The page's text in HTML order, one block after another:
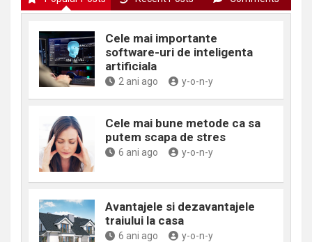
Cele mai importante
software-uri de inteligenta
artificiala
2 ani ago y-o-n-y
Cele mai bune metode ca sa
putem scapa de stres
6 ani ago y-o-n-y
Avantajele si dezavantajele
traiului la casa
6 ani ago y-o-n-y